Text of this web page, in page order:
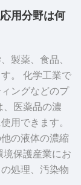
用分野は何
製薬、食品、
。 化学工業で
ングなどのプ
、医薬品の濃
用できます。
の液体の濃縮
保護産業にお
処理、汚染物